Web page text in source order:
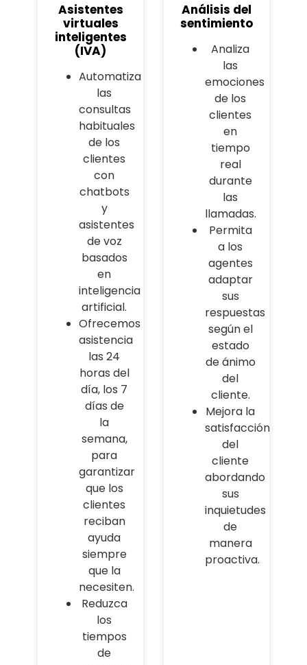
Asistentes
virtuales
inteligentes
(IVA)
Automatiza
las
consultas
habituales
de los
clientes
con
chatbots
y
asistentes
de voz
basados
en
inteligencia
artificial.
Ofrecemos
asistencia
las 24
horas del
día, los 7
días de
la
semana,
para
garantizar
que los
clientes
reciban
ayuda
siempre
que la
necesiten.
Reduzca
los
tiempos
de
Análisis del
sentimiento
Analiza
las
emociones
de los
clientes
en
tiempo
real
durante
las
llamadas.
Permita
a los
agentes
adaptar
sus
respuestas
según el
estado
de ánimo
del
cliente.
Mejora la
satisfacción
del
cliente
abordando
sus
inquietudes
de
manera
proactiva.